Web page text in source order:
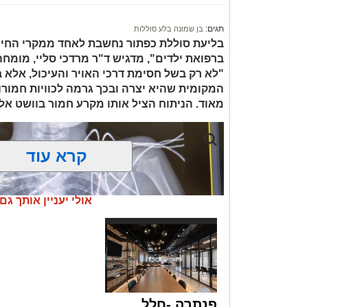
בפעילות נוספת של בלשי תחנת בית שמש, ובמסגרת
בסחר בסמים, זוהו על פי החשד שתי עסקאות סחר
העיר ירושלים נעצרה והועברה להמשיך טיפול
מעצרם של החשודים הוארך בבית המשפט.
תגים: בן שמונה בלע סוללות
בליעת סוללת כפתור נחשבת לאחד ממקרי
ברפואת ילדים", מדגיש ד"ר מרדכי סליי,
"לא רק בשל חסימת דרכי האויר והעיכול,
המקומית שהיא יצרה ובכך גרמה לכוויות
מאוד. הניתוח הציל אותו מקרע חמור בוושט
קרא עוד
אולי יעניין אותך גם